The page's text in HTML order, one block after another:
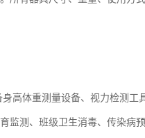
高体重测量设备、视力检测工
监测、班级卫生消毒、传染病